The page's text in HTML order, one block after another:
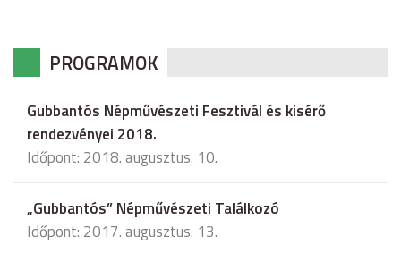
PROGRAMOK
Gubbantós Népművészeti Fesztivál és kisérő
rendezvényei 2018.
Időpont: 2018. augusztus. 10.
„Gubbantós” Népművészeti Találkozó
Időpont: 2017. augusztus. 13.